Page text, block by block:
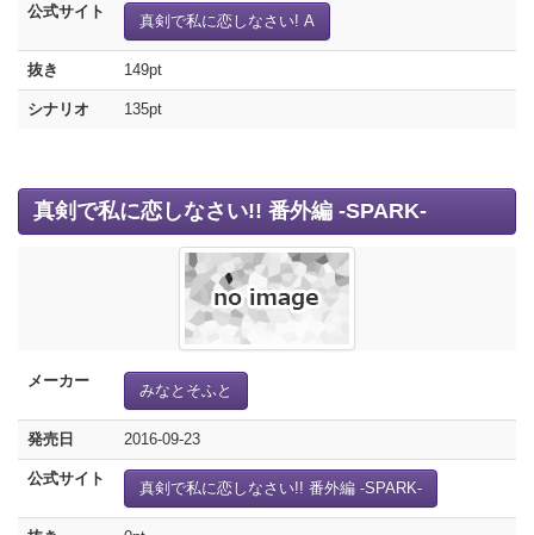
公式サイト
真剣で私に恋しなさい! A
抜き 149pt
シナリオ 135pt
真剣で私に恋しなさい!! 番外編 -SPARK-
メーカー
みなとそふと
発売日 2016-09-23
公式サイト
真剣で私に恋しなさい!! 番外編 -SPARK-